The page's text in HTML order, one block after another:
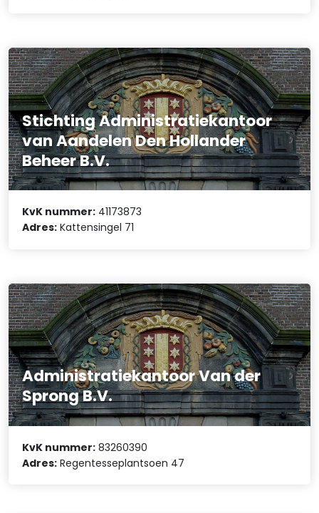
Stichting Administratiekantoor
van Aandelen Den Hollander
Beheer B.V.
KvK nummer: 41173873
Adres: Kattensingel 71
Administratiekantoor Van der
Sprong B.V.
KvK nummer: 83260390
Adres: Regentesseplantsoen 47